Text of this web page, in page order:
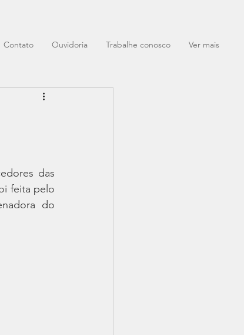
Contato Ouvidoria Trabalhe conosco Ver mais
das
feita pelo
do